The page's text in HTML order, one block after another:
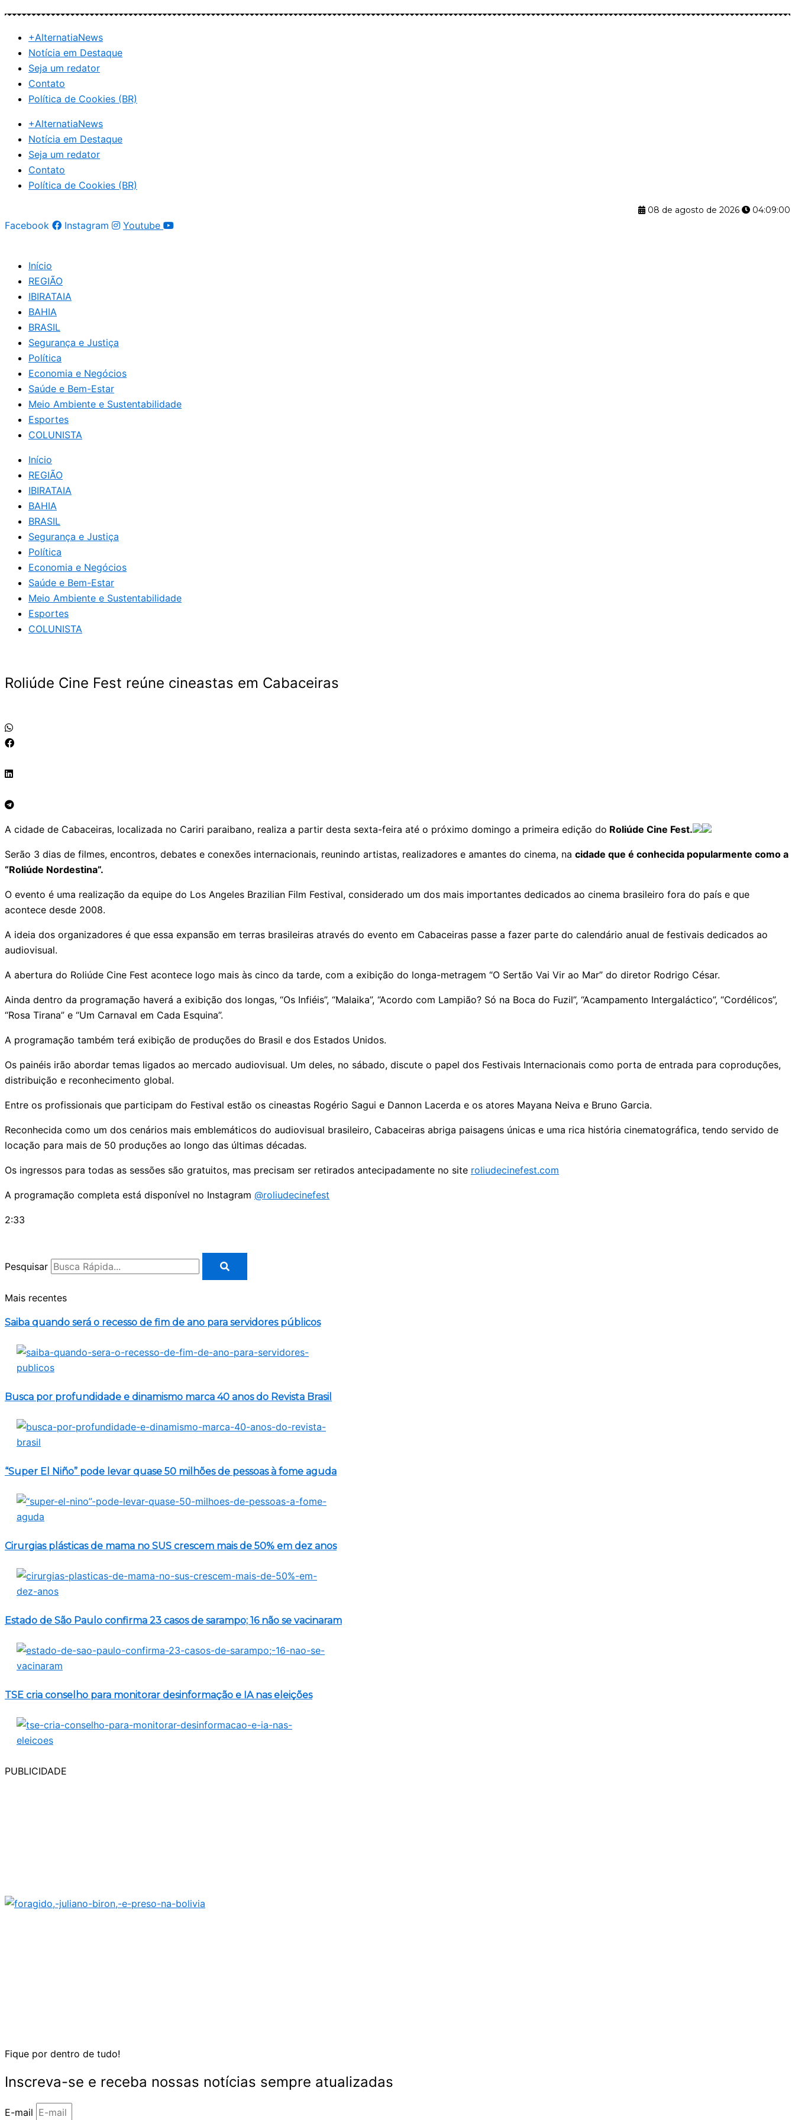
conteúdo
+AlternatiaNews
Notícia em Destaque
Seja um redator
Contato
Política de Cookies (BR)
+AlternatiaNews
Notícia em Destaque
Seja um redator
Contato
Política de Cookies (BR)
08 de agosto de 2026 04:09:00
Facebook Instagram Youtube
Início
REGIÃO
IBIRATAIA
BAHIA
BRASIL
Segurança e Justiça
Política
Economia e Negócios
Saúde e Bem-Estar
Meio Ambiente e Sustentabilidade
Esportes
COLUNISTA
Início
REGIÃO
IBIRATAIA
BAHIA
BRASIL
Segurança e Justiça
Política
Economia e Negócios
Saúde e Bem-Estar
Meio Ambiente e Sustentabilidade
Esportes
COLUNISTA
Roliúde Cine Fest reúne cineastas em Cabaceiras
A cidade de Cabaceiras, localizada no Cariri paraibano, realiza a partir desta sexta-feira até o próximo domingo a primeira edição do Roliúde Cine Fest.
Serão 3 dias de filmes, encontros, debates e conexões internacionais, reunindo artistas, realizadores e amantes do cinema, na cidade que é conhecida popularmente como a
“Roliúde Nordestina”.
O evento é uma realização da equipe do Los Angeles Brazilian Film Festival, considerado um dos mais importantes dedicados ao cinema brasileiro fora do país e que
acontece desde 2008.
A ideia dos organizadores é que essa expansão em terras brasileiras através do evento em Cabaceiras passe a fazer parte do calendário anual de festivais dedicados ao
audiovisual.
A abertura do Roliúde Cine Fest acontece logo mais às cinco da tarde, com a exibição do longa-metragem “O Sertão Vai Vir ao Mar” do diretor Rodrigo César.
Ainda dentro da programação haverá a exibição dos longas, “Os Infiéis”, “Malaika”, “Acordo com Lampião? Só na Boca do Fuzil”, “Acampamento Intergaláctico”, “Cordélicos”,
“Rosa Tirana” e “Um Carnaval em Cada Esquina”.
A programação também terá exibição de produções do Brasil e dos Estados Unidos.
Os painéis irão abordar temas ligados ao mercado audiovisual. Um deles, no sábado, discute o papel dos Festivais Internacionais como porta de entrada para coproduções,
distribuição e reconhecimento global.
Entre os profissionais que participam do Festival estão os cineastas Rogério Sagui e Dannon Lacerda e os atores Mayana Neiva e Bruno Garcia.
Reconhecida como um dos cenários mais emblemáticos do audiovisual brasileiro, Cabaceiras abriga paisagens únicas e uma rica história cinematográfica, tendo servido de
locação para mais de 50 produções ao longo das últimas décadas.
Os ingressos para todas as sessões são gratuitos, mas precisam ser retirados antecipadamente no site roliudecinefest.com
A programação completa está disponível no Instagram @roliudecinefest
2:33
Pesquisar
Mais recentes
Saiba quando será o recesso de fim de ano para servidores públicos
Busca por profundidade e dinamismo marca 40 anos do Revista Brasil
“Super El Niño” pode levar quase 50 milhões de pessoas à fome aguda
Cirurgias plásticas de mama no SUS crescem mais de 50% em dez anos
Estado de São Paulo confirma 23 casos de sarampo; 16 não se vacinaram
TSE cria conselho para monitorar desinformação e IA nas eleições
PUBLICIDADE
Fique por dentro de tudo!
Inscreva-se e receba nossas notícias sempre atualizadas
E-mail